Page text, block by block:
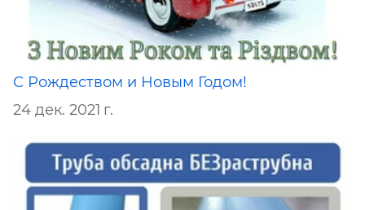
С Рождеством и Новым Годом!
24 дек. 2021 г.